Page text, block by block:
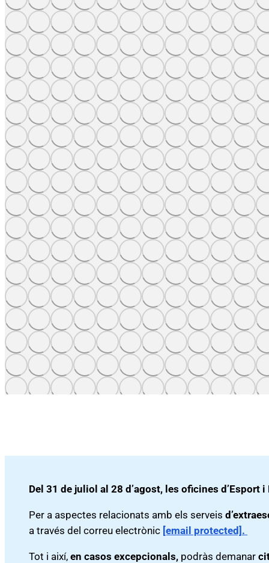
Del 31 de juliol al 28 d’agost, les oficines d’Esport
Per a aspectes relacionats amb els serveis
a través del correu electrònic [email protected] .
Tot i així, en casos excepcionals, podràs demanar